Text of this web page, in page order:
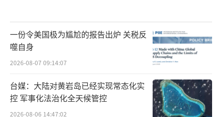
一份令美国极为尴尬的报告出炉 关税反
噬自身
2026-08-07 09:14:07
台媒：大陆对黄岩岛已经实现常态化实
控 军事化法治化全天候管控
2026-08-06 14:47:02